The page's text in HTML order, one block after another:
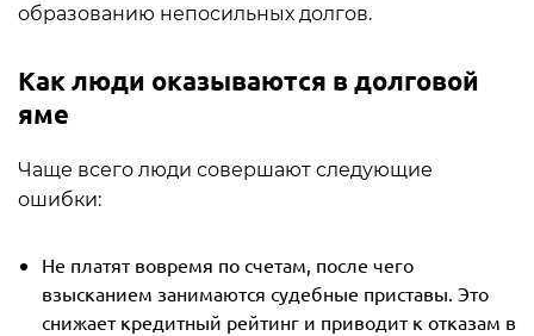
образованию непосильных долгов.
Как люди оказываются в долговой
яме
Чаще всего люди совершают следующие
ошибки:
Не платят вовремя по счетам, после чего
взысканием занимаются судебные приставы. Это
снижает кредитный рейтинг и приводит к отказам в